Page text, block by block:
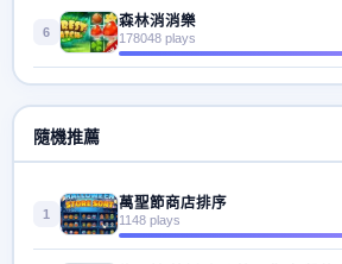
6
森林消消樂
178048 plays
隨機推薦
1
萬聖節商店排序
1148 plays